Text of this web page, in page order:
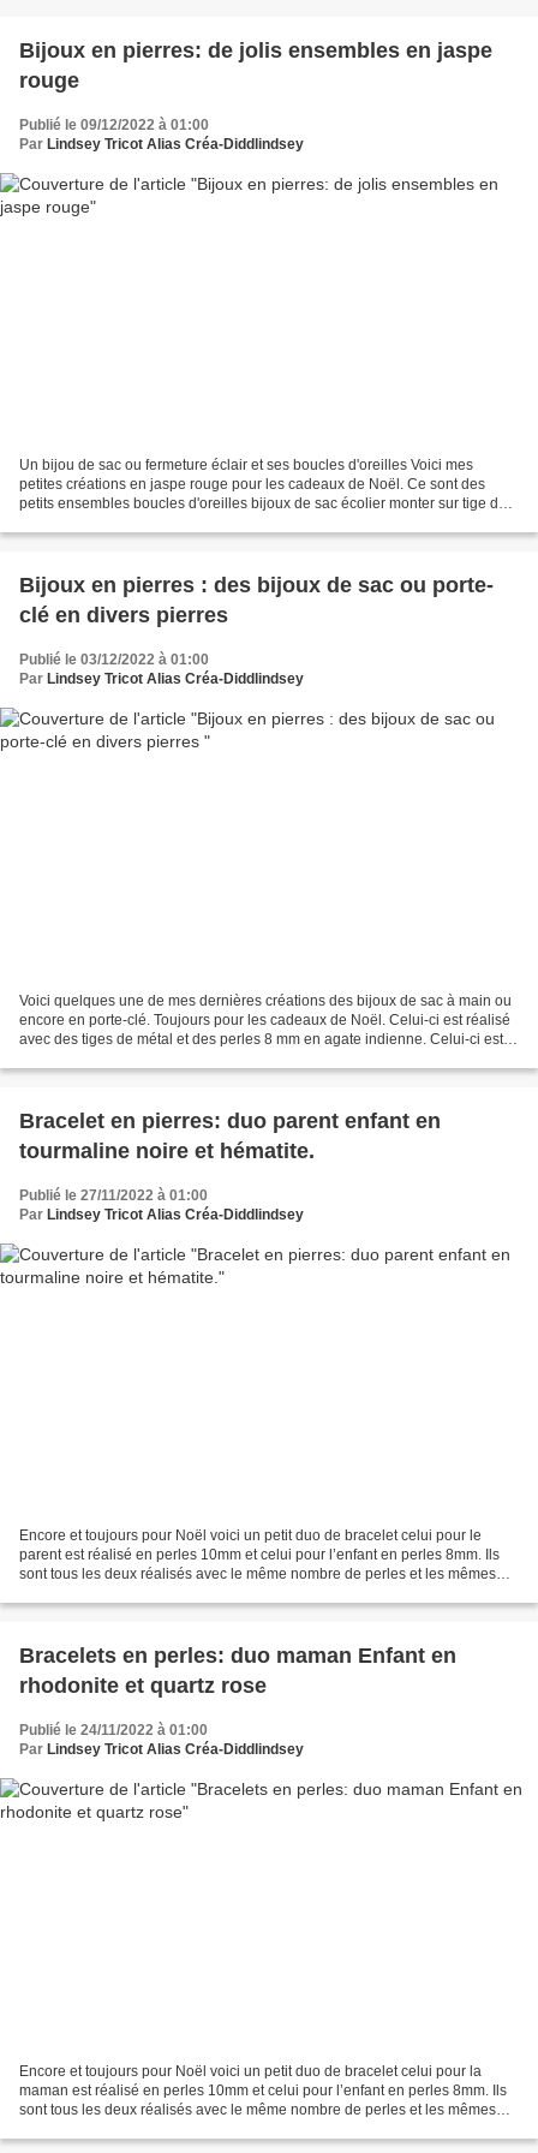
Bijoux en pierres: de jolis ensembles en jaspe
rouge
Publié le 09/12/2022 à 01:00
Par Lindsey Tricot Alias Créa-Diddlindsey
Un bijou de sac ou fermeture éclair et ses boucles d'oreilles Voici mes
petites créations en jaspe rouge pour les cadeaux de Noël. Ce sont des
petits ensembles boucles d'oreilles bijoux de sac écolier monter sur tige de
Bijoux en pierres : des bijoux de sac ou porte-
clé en divers pierres
Publié le 03/12/2022 à 01:00
Par Lindsey Tricot Alias Créa-Diddlindsey
Voici quelques une de mes dernières créations des bijoux de sac à main ou
encore en porte-clé. Toujours pour les cadeaux de Noël. Celui-ci est réalisé
avec des tiges de métal et des perles 8 mm en agate indienne. Celui-ci est
Bracelet en pierres: duo parent enfant en
tourmaline noire et hématite.
Publié le 27/11/2022 à 01:00
Par Lindsey Tricot Alias Créa-Diddlindsey
Encore et toujours pour Noël voici un petit duo de bracelet celui pour le
parent est réalisé en perles 10mm et celui pour l’enfant en perles 8mm. Ils
sont tous les deux réalisés avec le même nombre de perles et les mêmes
Bracelets en perles: duo maman Enfant en
rhodonite et quartz rose
Publié le 24/11/2022 à 01:00
Par Lindsey Tricot Alias Créa-Diddlindsey
Encore et toujours pour Noël voici un petit duo de bracelet celui pour la
maman est réalisé en perles 10mm et celui pour l’enfant en perles 8mm. Ils
sont tous les deux réalisés avec le même nombre de perles et les mêmes